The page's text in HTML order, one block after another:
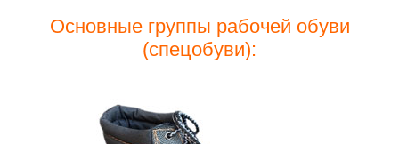
Основные группы рабочей обуви
(спецобуви):